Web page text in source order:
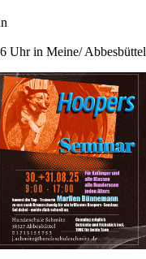
Uhr in Meine/ Abbesbüttel